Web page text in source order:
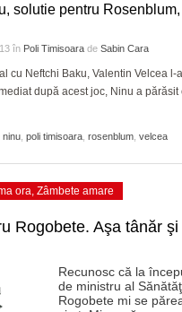
solutie pentru
în Poli Timisoara de Sabin Cara
cu Neftchi Baku, Valentin Velcea l-
după acest joc, Ninu a
ninu poli timisoara rosenblum velcea
ora Zâmbete amare
Rogobete. Aşa tânăr
Recunosc că la
de ministru al
Rogobete mi se